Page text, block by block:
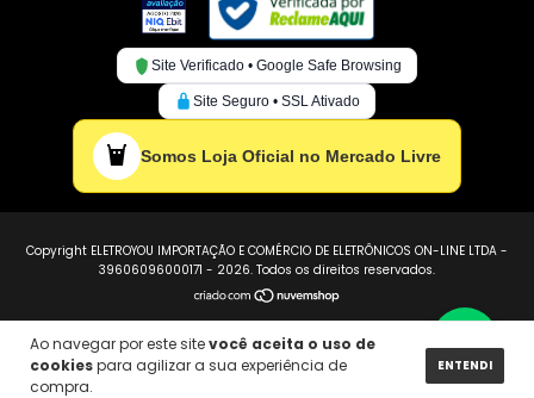
Ao navegar por este sitevocê aceita o uso de
cookiespara agilizar a sua experiência de
compra.
ENTENDI
Site Verificado • Google Safe Browsing
Site Seguro • SSL Ativado
Somos Loja Oficial no Mercado Livre
Copyright ELETROYOU IMPORTAÇÃO E COMÉRCIO DE ELETRÔNICOS ON-LINE LTDA -
39606096000171 - 2026. Todos os direitos reservados.